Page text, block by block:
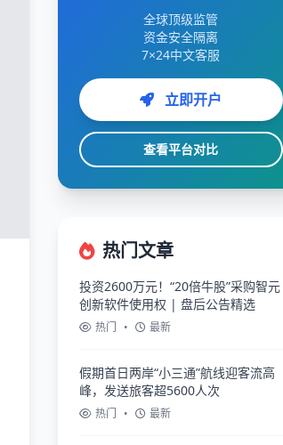
全球顶级监管
资金安全隔离
7×24中文客服
立即开户
查看平台对比
热门文章
投资2600万元！“20倍牛股”采购智元
创新软件使用权 | 盘后公告精选
热门 • 最新
假期首日两岸“小三通”航线迎客流高
峰，发送旅客超5600人次
热门 • 最新